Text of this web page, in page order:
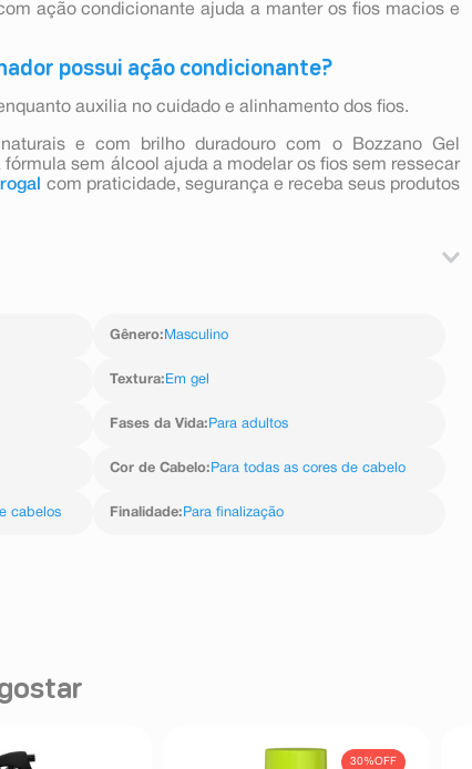
ação condicionante ajuda a manter os fios macios e
possui ação condicionante?
auxilia no cuidado e alinhamento dos fios.
e com brilho duradouro com o Bozzano Gel
sem álcool ajuda a modelar os fios sem ressecar
com praticidade, segurança e receba seus produtos
do Bozzano Gel Condicionador Fator 2 nos cabelos
Gênero: Masculino
Textura: Em gel
Fases da Vida: Para adultos
Cor de Cabelo: Para todas as cores de cabelo
cabelos Finalidade: Para finalização
30%OFF